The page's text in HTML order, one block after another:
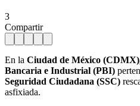
3
Compartir
En la Ciudad de México
Bancaria e Industrial (PBI)
Seguridad Ciudadana (SSC)
asfixiada.